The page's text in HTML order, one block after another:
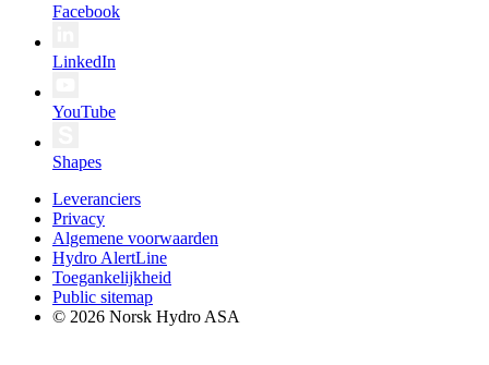
Facebook
LinkedIn
YouTube
Shapes
Leveranciers
Privacy
Algemene voorwaarden
Hydro AlertLine
Toegankelijkheid
Public sitemap
© 2026 Norsk Hydro ASA